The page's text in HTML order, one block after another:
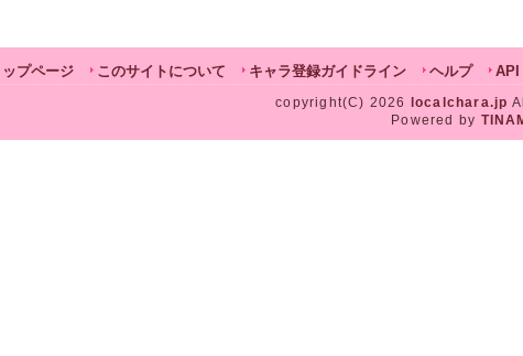
ップページ このサイトについて キャラ登録ガイドライン ヘルプ API
copyright(C) 2026 localchara.jp
Powered by